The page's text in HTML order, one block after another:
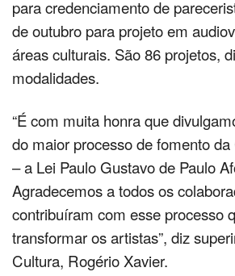
para credenciamento de
de outubro para projeto em
áreas culturais. São 86 projetos,
modalidades.
“É com muita honra que
do maior processo de fomento
– a Lei Paulo Gustavo de Paulo
Agradecemos a todos os
contribuíram com esse processo
transformar os artistas”, diz
Cultura, Rogério Xavier.